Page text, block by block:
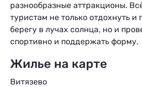
разнообразные аттракционы.
туристам не только отдохнуть и
берегу в лучах солнца, но и
спортивно и поддержать форму.
Жилье на карте
Витязево